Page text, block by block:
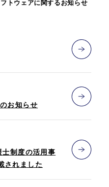
トウェアに関するお知らせ
お知らせ
制度の活用事
されました